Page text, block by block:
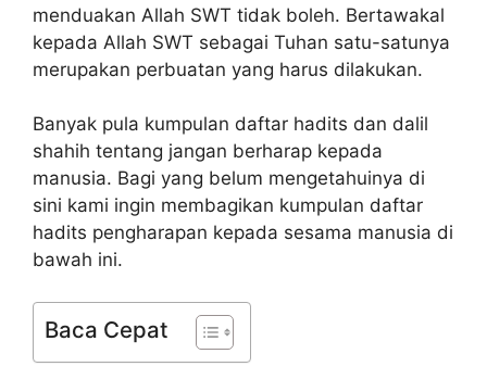
menduakan Allah SWT tidak boleh. Bertawakal
kepada Allah SWT sebagai Tuhan satu-satunya
merupakan perbuatan yang harus dilakukan.
Banyak pula kumpulan daftar hadits dan dalil
shahih tentang jangan berharap kepada
manusia. Bagi yang belum mengetahuinya di
sini kami ingin membagikan kumpulan daftar
hadits pengharapan kepada sesama manusia di
bawah ini.
Baca Cepat